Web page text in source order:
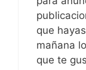
que
mañana
que te